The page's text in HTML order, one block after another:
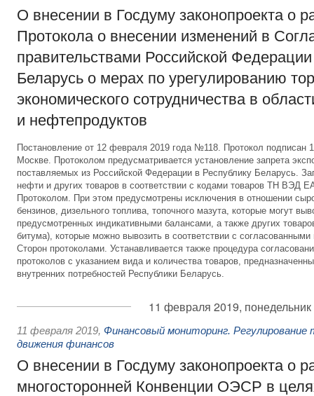
О внесении в Госдуму законопроекта о
Протокола о внесении изменений в
правительствами Российской
Беларусь о мерах по урегулированию
экономического сотрудничества в
и нефтепродуктов
Постановление от 12 февраля 2019 года №118. Протокол подписан
Москве. Протоколом предусматривается установление запрета
поставляемых из Российской Федерации в Республику Беларусь.
нефти и других товаров в соответствии с кодами товаров ТН ВЭД
Протоколом. При этом предусмотрены исключения в отношении
бензинов, дизельного топлива, топочного мазута, которые могут
предусмотренных индикативными балансами, а также других
битума), которые можно вывозить в соответствии с
Сторон протоколами. Устанавливается также процедура
протоколов с указанием вида и количества товаров,
внутренних потребностей Республики Беларусь.
11 февраля 2019, понедельник
11 февраля 2019, Финансовый мониторинг. Регулирование
движения финансов
О внесении в Госдуму законопроекта о
многосторонней Конвенции ОЭСР в